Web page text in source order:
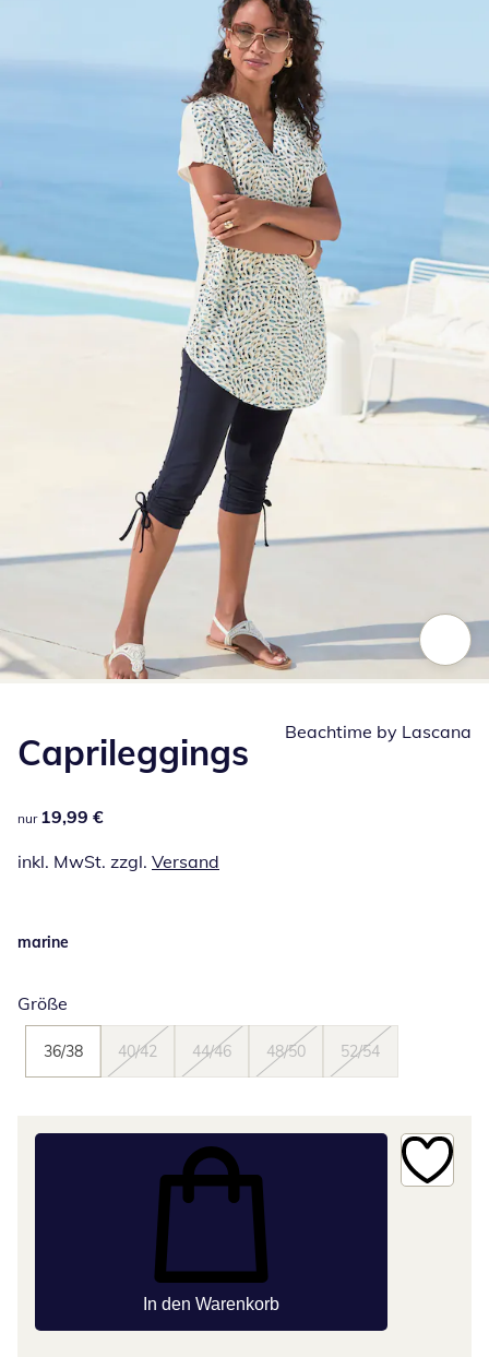
Caprileggings
19,99 €
nur 19,99 €
inkl. MwSt. zzgl. Versand
Beachtime by Lascana
marine
Größe
36/38 40/42 44/46 48/50 52/54
In den Warenkorb